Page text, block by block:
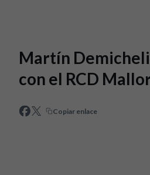
Martín
con el RCD
Copiar enlace